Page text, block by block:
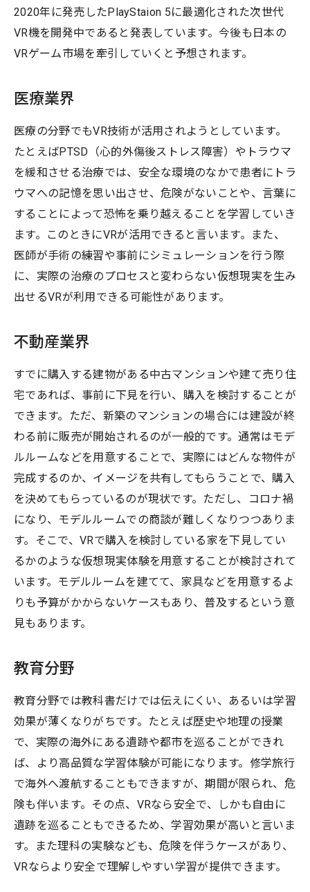
2020年に発売したPlayStaion 5に最適化された次世代
VR機を開発中であると発表しています。今後も日本の
VRゲーム市場を牽引していくと予想されます。
医療業界
医療の分野でもVR技術が活用されようとしています。
たとえばPTSD（心的外傷後ストレス障害）やトラウマ
を緩和させる治療では、安全な環境のなかで患者にトラ
ウマへの記憶を思い出させ、危険がないことや、言葉に
することによって恐怖を乗り越えることを学習していき
ます。このときにVRが活用できると言います。また、
医師が手術の練習や事前にシミュレーションを行う際
に、実際の治療のプロセスと変わらない仮想現実を生み
出せるVRが利用できる可能性があります。
不動産業界
すでに購入する建物がある中古マンションや建て売り住
宅であれば、事前に下見を行い、購入を検討することが
できます。ただ、新築のマンションの場合には建設が終
わる前に販売が開始されるのが一般的です。通常はモデ
ルルームなどを用意することで、実際にはどんな物件が
完成するのか、イメージを共有してもらうことで、購入
を決めてもらっているのが現状です。ただし、コロナ禍
になり、モデルルームでの商談が難しくなりつつありま
す。そこで、VRで購入を検討している家を下見してい
るかのような仮想現実体験を用意することが検討されて
います。モデルルームを建てて、家具などを用意するよ
りも予算がかからないケースもあり、普及するという意
見もあります。
教育分野
教育分野では教科書だけでは伝えにくい、あるいは学習
効果が薄くなりがちです。たとえば歴史や地理の授業
で、実際の海外にある遺跡や都市を巡ることができれ
ば、より高品質な学習体験が可能になります。修学旅行
で海外へ渡航することもできますが、期間が限られ、危
険も伴います。その点、VRなら安全で、しかも自由に
遺跡を巡ることもできるため、学習効果が高いと言いま
す。また理科の実験なども、危険を伴うケースがあり、
VRならより安全で理解しやすい学習が提供できます。